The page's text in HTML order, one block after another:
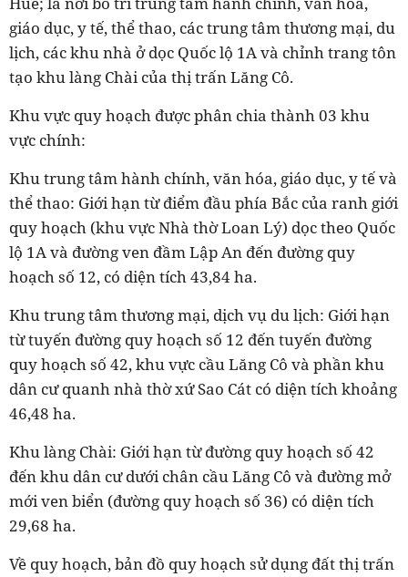
giáo dục, y tế, thể thao, các trung tâm thương mại, du
lịch, các khu nhà ở dọc Quốc lộ 1A và chỉnh trang tôn
tạo khu làng Chài của thị trấn Lăng Cô.
Khu vực quy hoạch được phân chia thành 03 khu
vực chính:
Khu trung tâm hành chính, văn hóa, giáo dục, y tế và
thể thao: Giới hạn từ điểm đầu phía Bắc của ranh giới
quy hoạch (khu vực Nhà thờ Loan Lý) dọc theo Quốc
lộ 1A và đường ven đầm Lập An đến đường quy
hoạch số 12, có diện tích 43,84 ha.
Khu trung tâm thương mại, dịch vụ du lịch: Giới hạn
từ tuyến đường quy hoạch số 12 đến tuyến đường
quy hoạch số 42, khu vực cầu Lăng Cô và phần khu
dân cư quanh nhà thờ xứ Sao Cát có diện tích khoảng
46,48 ha.
Khu làng Chài: Giới hạn từ đường quy hoạch số 42
đến khu dân cư dưới chân cầu Lăng Cô và đường mở
mới ven biển (đường quy hoạch số 36) có diện tích
29,68 ha.
Về quy hoạch, bản đồ quy hoạch sử dụng đất thị trấn